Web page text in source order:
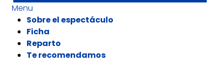
Menu
Sobre el espectáculo
Ficha
Reparto
Te recomendamos